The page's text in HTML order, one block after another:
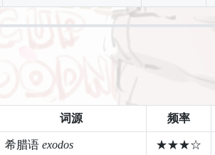
词源 频率
希腊语 exodos ★★★☆